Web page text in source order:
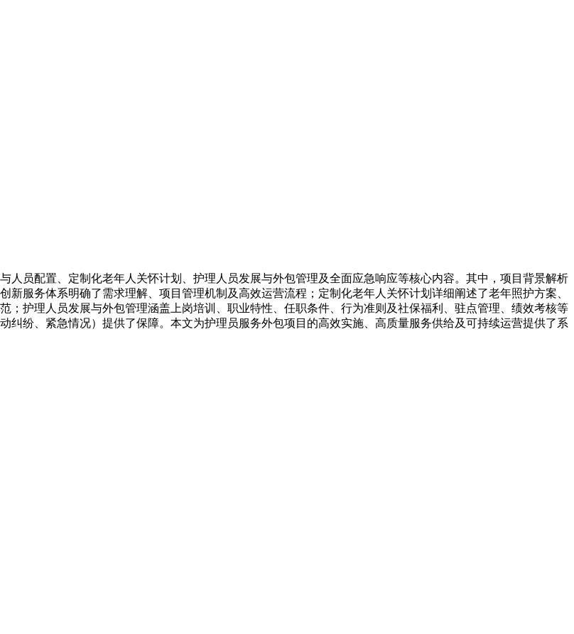
人员配置、定制化老年人关怀计划、护理人员发展与外包管理及全面应急响应等核心内容。其中，项目背景解析
服务体系明确了需求理解、项目管理机制及高效运营流程；定制化老年人关怀计划详细阐述了老年照护方案、
；护理人员发展与外包管理涵盖上岗培训、职业特性、任职条件、行为准则及社保福利、驻点管理、绩效考核等
纷、紧急情况）提供了保障。本文为护理员服务外包项目的高效实施、高质量服务供给及可持续运营提供了系